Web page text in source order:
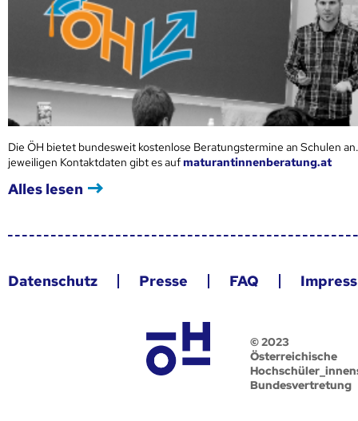
Die ÖH bietet bundesweit kostenlose Beratungstermine an Schulen
jeweiligen Kontaktdaten gibt es aufmaturantinnenberatung.at
Alles lesen
Datenschutz Presse FAQ
© 2023
Österreichische
Bundesvertretung